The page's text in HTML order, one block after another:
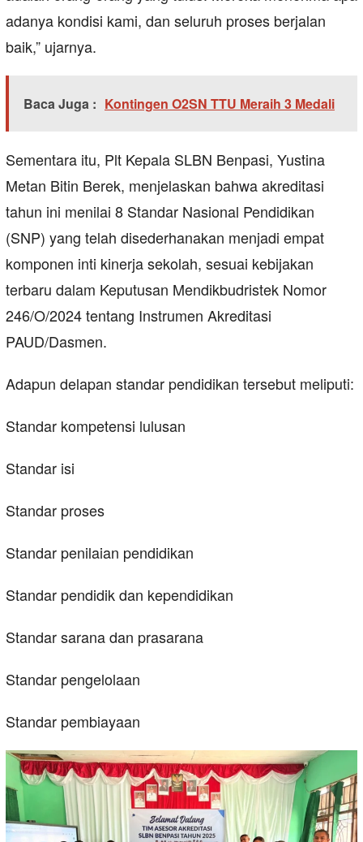
adanya kondisi kami, dan seluruh proses berjalan
baik,” ujarnya.
Baca Juga : Kontingen O2SN TTU Meraih 3 Medali
Sementara itu, Plt Kepala SLBN Benpasi, Yustina
Metan Bitin Berek, menjelaskan bahwa akreditasi
tahun ini menilai 8 Standar Nasional Pendidikan
(SNP) yang telah disederhanakan menjadi empat
komponen inti kinerja sekolah, sesuai kebijakan
terbaru dalam Keputusan Mendikbudristek Nomor
246/O/2024 tentang Instrumen Akreditasi
PAUD/Dasmen.
Adapun delapan standar pendidikan tersebut meliputi:
Standar kompetensi lulusan
Standar isi
Standar proses
Standar penilaian pendidikan
Standar pendidik dan kependidikan
Standar sarana dan prasarana
Standar pengelolaan
Standar pembiayaan